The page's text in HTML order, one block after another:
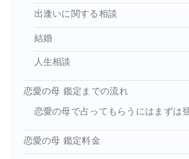
出逢いに関する相談
結婚
人生相談
恋愛の母 鑑定までの流れ
恋愛の母で占ってもらうにはまずは
恋愛の母 鑑定料金